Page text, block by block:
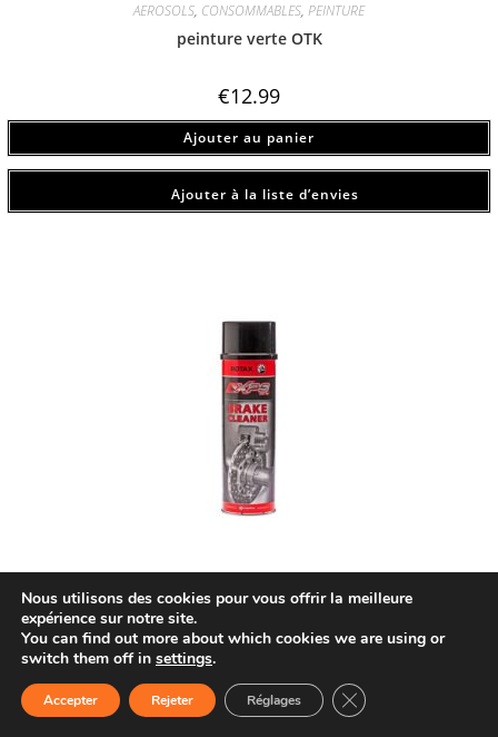
AEROSOLS, CONSOMMABLES, PEINTURE
peinture verte OTK
€12.99
Ajouter au panier
Ajouter à la liste d’envies
AUTRES AEROSOLS
ROTAX NETTOYANT FREIN XPS
€ 5.50
Accueil Boutique CONTACT dEVIS
Nous utilisons des cookies pour vous offrir la meilleure
expérience sur notre site.
You can find out more about which cookies we are using or
switch them off in settings.
Accepter Rejeter Réglages Fermer la bannière